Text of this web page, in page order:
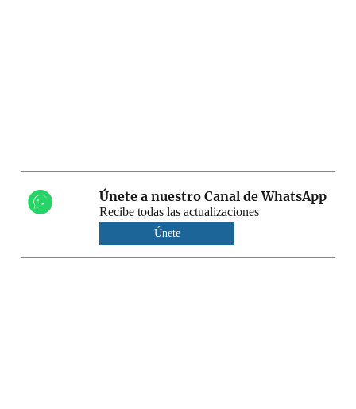
Únete a nuestro Canal de WhatsApp
Recibe todas las actualizaciones
Únete